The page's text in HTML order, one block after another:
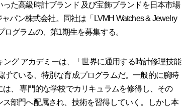
た高級時計ブランド 及び宝飾ブランドを日本市場
パン株式会社。同社は「LVMH Watches & Jewelry
グラムの、第1期生を募集する。
グ アカデミーは、「世界に通用する時計修理技能
ている、特別な育成プログラムだ。一般的に腕時
、 専門的な学校でカリキュラムを修得し、その
部門へ配属され、技術を習得していく。しかし本